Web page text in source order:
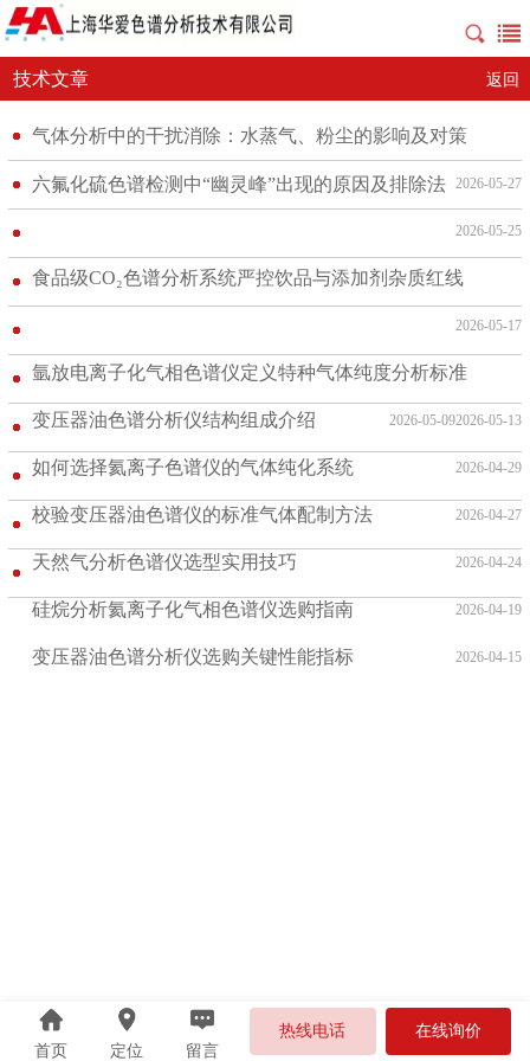
技术文章 返回
气体分析中的干扰消除：水蒸气、粉尘的影响及对策
2026-05-27
六氟化硫色谱检测中“幽灵峰”出现的原因及排除法
2026-05-25
食品级CO₂色谱分析系统严控饮品与添加剂杂质红线
2026-05-17
氩放电离子化气相色谱仪定义特种气体纯度分析标准
2026-05-13
变压器油色谱分析仪结构组成介绍 2026-05-09
如何选择氦离子色谱仪的气体纯化系统 2026-04-29
校验变压器油色谱仪的标准气体配制方法 2026-04-27
天然气分析色谱仪选型实用技巧 2026-04-24
硅烷分析氦离子化气相色谱仪选购指南 2026-04-19
变压器油色谱分析仪选购关键性能指标 2026-04-15
首页 定位 留言
热线电话 在线询价